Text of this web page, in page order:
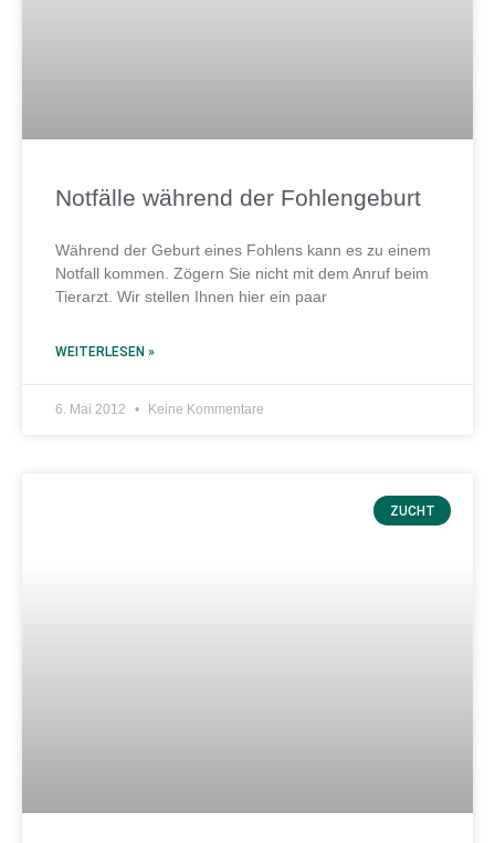
Notfälle während der Fohlengeburt
Während der Geburt eines Fohlens kann es zu einem
Notfall kommen. Zögern Sie nicht mit dem Anruf beim
Tierarzt. Wir stellen Ihnen hier ein paar
WEITERLESEN »
6. Mai 2012 Keine Kommentare
ZUCHT